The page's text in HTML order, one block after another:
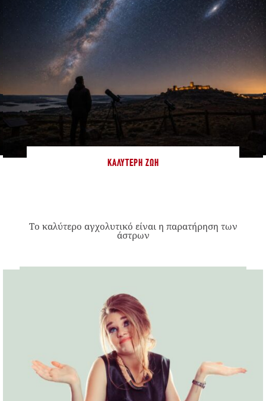
ΚΑΛΎΤΕΡΗ ΖΩΉ
Το καλύτερο αγχολυτικό είναι η παρατήρηση των
άστρων